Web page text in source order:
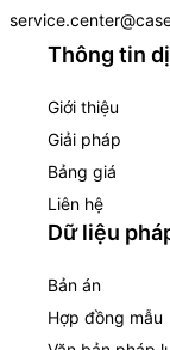
Thông tin
Giới thiệu
Giải pháp
Bảng giá
Liên hệ
Dữ liệu
Bản án
Hợp đồng mẫu